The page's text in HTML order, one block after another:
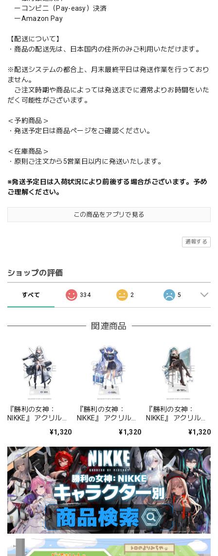
ーコンビニ（Pay-easy）決済
ーAmazon Pay
【配送について】
・商品の配送先は、日本国内の住所のみご利用いただけます。
※配送システムの都合上、月末最終平日は発送作業を行っており
ません。
ご注文時期や商品によっては発送までに通常よりお時間をいた
だく可能性がございます。
＜予約商品＞
・発送予定日は商品ページをご確認ください。
＜在庫商品＞
・原則ご注文から5営業日以内に発送いたします。
※発送予定日は入荷状況により前後する場合がございます。予め
ご理解ください。
この商品をアプリで見る
通報する
ショップの評価
すべて 334 2 5
関連商品
『勝利の女神：
NIKKE』 アクリルス
¥1,320
『勝利の女神：
NIKKE』 アクリルス
ォーチュンメイト
¥1,320
『勝利の女神：
NIKKE』 アクリルス
シャープレッスン
¥1,320